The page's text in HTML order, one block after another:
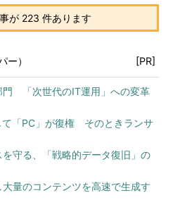
が 223 件あります
ー） [PR]
門 「次世代のIT運用」への変革
て「PC」が復権 そのときランサ
守る、「戦略的データ復旧」の
量のコンテンツを高速で生成す